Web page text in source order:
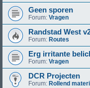
Geen sporen
Forum: Vragen
Randstad West
Forum: Routes
Erg irritante
Forum: Vragen
DCR Projecten
Forum: Rollend